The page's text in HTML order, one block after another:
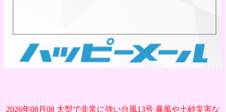
2026年08月08 大型で非常に強い台風13号 暴風や土砂災害な